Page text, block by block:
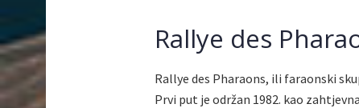
Rallye des
Rallye des Pharaons, ili faraonski
Prvi put je održan 1982. kao